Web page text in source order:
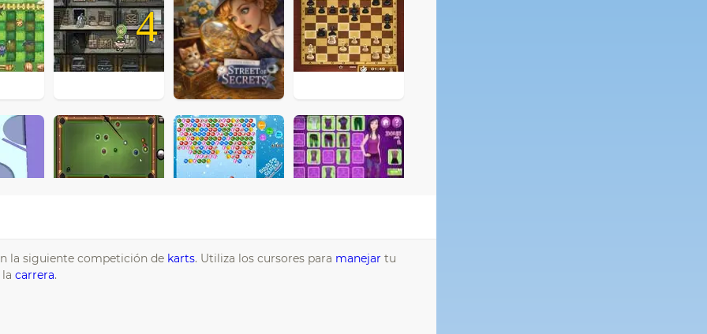
4
la siguiente competición de karts. Utiliza los cursores para manejar tu
carrera.